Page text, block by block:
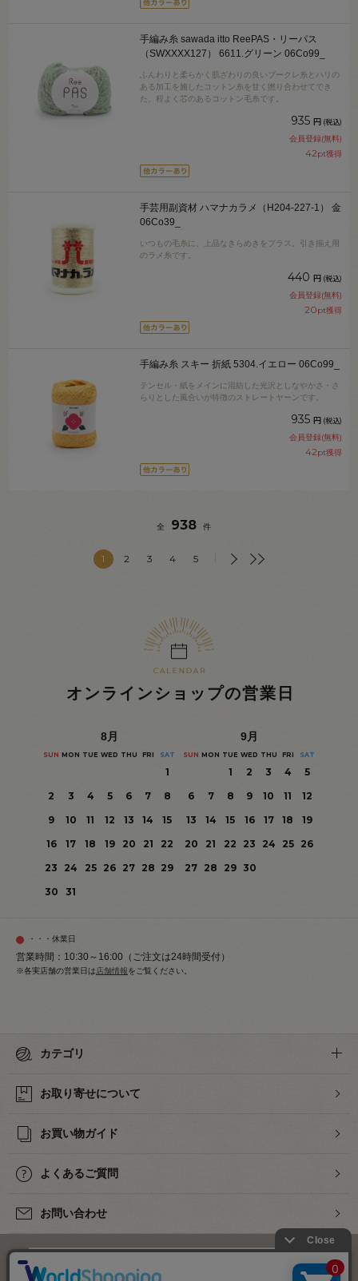
手編み糸 sawada itto ReePAS・リーパス
（SWXXXX127） 6611.グリーン 06Co99_
ふんわりと柔らかく肌ざわりの良いブークレ糸とハリの
ある加工を施したコットン糸を甘く撚り合わせてでき
た、程よく芯のあるコットン毛糸です。
935 円 (税込)
会員登録(無料)
42pt獲得
手芸用副資材 ハマナカラメ（H204-227-1） 金
06Co39_
いつもの毛糸に、上品なきらめきをプラス。引き揃え用
のラメ糸です。
440 円 (税込)
会員登録(無料)
20pt獲得
手編み糸 スキー 折紙 5304.イエロー 06Co99_
テンセル・紙をメインに混紡した光沢としなやかさ・さ
らりとした風合いが特徴のストレートヤーンです。
935 円 (税込)
会員登録(無料)
42pt獲得
全 938 件
1 2 3 4 5
オンラインショップの営業日
8月
SUN MON TUE WED THU FRI SAT
1
2
3 4 5 6 7
8
9
10 11 12 13 14
15
16
17 18 19 20 21
22
23
24 25 26 27 28 29
30
31
9月
SUN MON TUE WED THU FRI SAT
1 2 3 4
5
6
7 8 9 10 11
12
13
14 15 16 17 18
19
20
21 22 23 24 25
26
27 28 29 30
・・・休業日
営業時間：10:30～16:00（ご注文は24時間受付）
※各実店舗の営業日は店舗情報をご覧ください。
カテゴリ
お取り寄せについて
お買い物ガイド
よくあるご質問
お問い合わせ